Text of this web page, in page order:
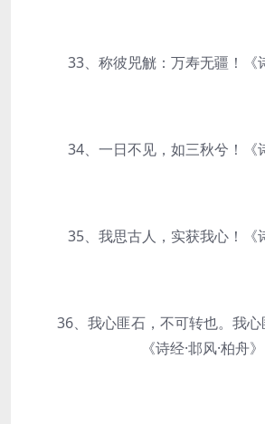
33、称彼兕觥：万寿无疆！《诗
34、一日不见，如三秋兮！《诗
35、我思古人，实获我心！《诗
36、我心匪石，不可转也。我心
《诗经·邶风·柏舟》